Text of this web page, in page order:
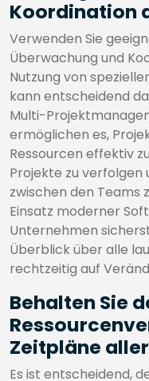
Koordination
Verwenden Sie
Überwachung und
Nutzung von
kann entscheidend
Multi-
ermöglichen es,
Ressourcen effektiv
Projekte zu verfolgen
zwischen den Teams
Einsatz moderner
Unternehmen
Überblick über alle
rechtzeitig auf
Behalten Sie
Zeitpläne
Es ist entscheidend,